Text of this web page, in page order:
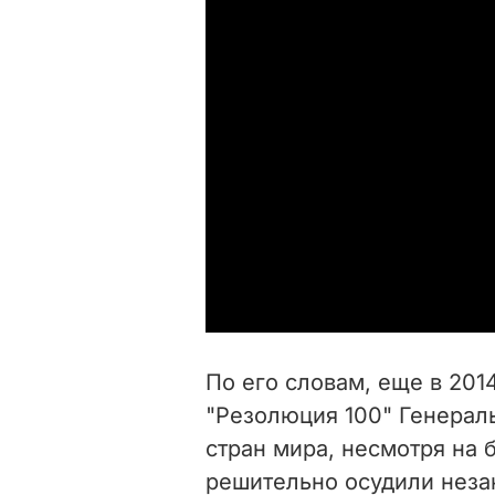
По его словам, еще в
"Резолюция 100"
стран мира, несмотря на
решительно осудили